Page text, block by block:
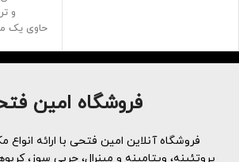
افزایش توان عضلات و کمک به
پروتئین آمینو اسید می باشد و از
کیفیت ترین آمینو اسید های جهان
قرار می گیرد
و
حاوی یک
را برای
برای کمک
فروشگاه امین
فروشگاه آنلاین امین فتحی با ارائه
پروتئینه، ویتامینه و مینرال، چربی سوز،